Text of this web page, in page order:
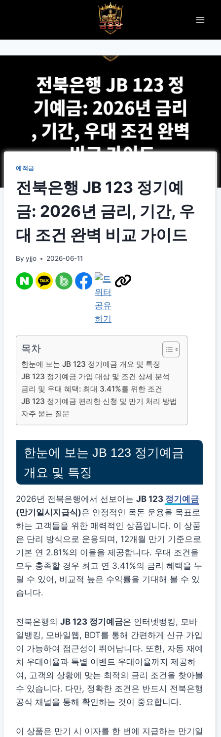
예적금
전북은행 JB 123 정기예
금: 2026년 금리, 기간, 우
대 조건 완벽 비교 가이드
By yjjo 2026-06-11
목차
한눈에 보는 JB 123 정기예금 개요 및 특징
JB 123 정기예금 가입 대상 및 조건 상세 분석
금리 및 우대 혜택: 최대 3.41%를 위한 조건
JB 123 정기예금 편리한 신청 및 만기 처리 방법
자주 묻는 질문
한눈에 보는 JB 123 정기예금
개요 및 특징
2026년 전북은행에서 선보이는 JB 123 정기예금
(만기일시지급식)은 안정적인 목돈 운용을 목표로
하는 고객들을 위한 매력적인 상품입니다. 이 상품
은 단리 방식으로 운용되며, 12개월 만기 기준으로
기본 연 2.81%의 이율을 제공합니다. 우대 조건을
모두 충족할 경우 최고 연 3.41%의 금리 혜택을 누
릴 수 있어, 비교적 높은 수익률을 기대해 볼 수 있
습니다.
전북은행의 JB 123 정기예금은 인터넷뱅킹, 모바
일뱅킹, 모바일웹, BDT를 통해 간편하게 신규 가입
이 가능하여 접근성이 뛰어납니다. 또한, 자동 재예
치 우대이율과 특별 이벤트 우대이율까지 제공하
여, 고객의 상황에 맞는 최적의 금리 조건을 찾아볼
수 있습니다. 다만, 정확한 조건은 반드시 전북은행
공식 채널을 통해 확인하는 것이 중요합니다.
이 상품은 만기 시 이자를 한 번에 지급하는 만기일